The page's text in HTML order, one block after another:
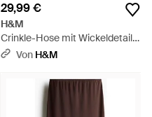
29,99 €
H&M
Crinkle-Hose mit Wickeldetail -
Natur
Von H&M